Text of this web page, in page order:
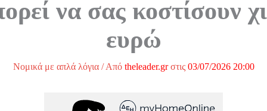
να σας κοστίσουν
ευρώ
Νομικά με απλά λόγια/ Από theleader.grστις 03/07/2026 20:00